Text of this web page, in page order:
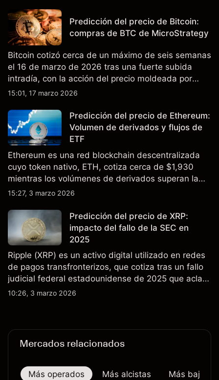
no es un indicador fiable de resultados futuros.
Predicción del precio de Bitcoin:
compras de BTC de MicroStrategy
Bitcoin cotizó cerca de un máximo de seis semanas
el 16 de marzo de 2026 tras una fuerte subida
intradía, con la acción del precio moldeada por
tensión geopolítica, liquidaciones de posiciones
15:01, 17 marzo 2026
Predicción del precio de Ethereum:
Volumen de derivados y flujos de
ETF
Ethereum es una red blockchain descentralizada
cuyo token nativo, ETH, cotiza cerca de $1,930
mientras los volúmenes de derivados superan la
actividad spot y los ETF spot de Ethereum registran
pasado no es un indicador fiable de resultados
futuros.
15:27, 3 marzo 2026
Predicción del precio de XRP:
impacto del fallo de la SEC en
2025
Ripple (XRP) es un activo digital utilizado en redes
de pagos transfronterizos, que cotiza tras un fallo
judicial federal estadounidense de 2025 que aclaró
que las ventas minoristas de XRP en exchanges
10:26, 3 marzo 2026
Mercados relacionados
Más operados Más alcistas Más bajistas